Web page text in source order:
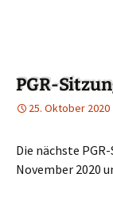
PGR-
25. Oktober 2020
Die nächste
November 2020